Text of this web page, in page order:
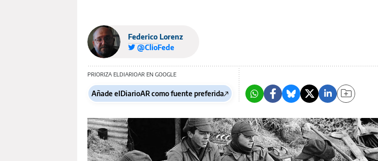
Federico Lorenz
@ClioFede
PRIORIZA ELDIARIOAR EN GOOGLE
Añade elDiarioAR como fuente preferida